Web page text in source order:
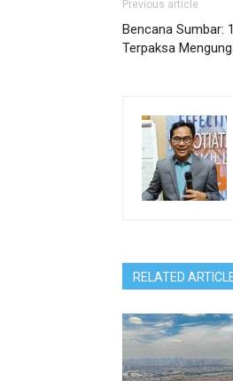
Previous article
Bencana Sumbar:
Terpaksa
RELATED